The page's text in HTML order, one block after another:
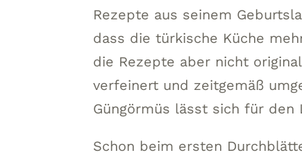
Rezepte aus seinem
dass die türkische Küche
die Rezepte aber nicht
verfeinert und zeitgemäß
Güngörmüs lässt sich für den
Schon beim ersten